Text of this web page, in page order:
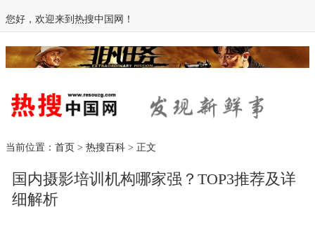
您好，欢迎来到热搜中国网！
当前位置： 首页 > 热搜百科 > 正文
国内摄影培训机构哪家强？TOP3推荐及详
细解析